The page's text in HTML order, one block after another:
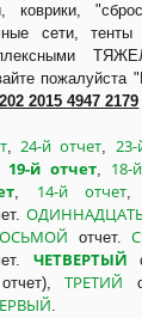
коврики,
сети,
пожалуйста
2015 4947 2179
,24-й отчет,
19-й отчет, 18-
, 14-й отчет,
отчет.
ЧЕТВЕРТЫЙ
отчет),ТРЕТИЙ
.